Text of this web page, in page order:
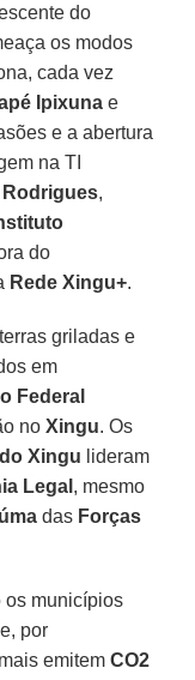
do
os modos
cada vez
Ipixuna e
e a abertura
na TI
,
do
Rede Xingu+.
griladas e
em
Federal
noXingu. Os
Xingu lideram
Legal , mesmo
das Forças
os municípios
por
emitemCO2